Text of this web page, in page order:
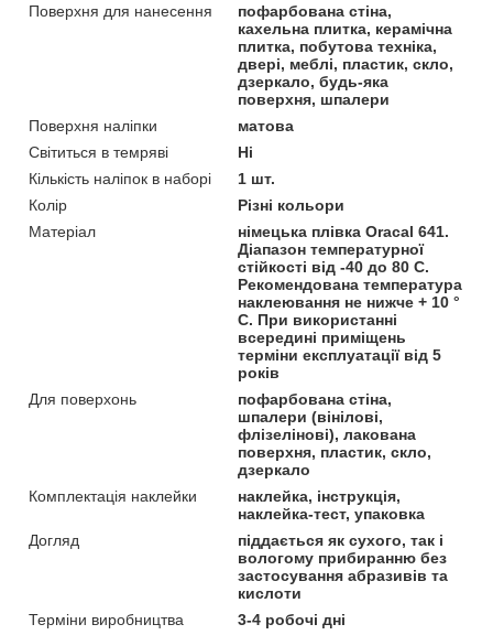
Поверхня для нанесення
пофарбована стіна,
кахельна плитка, керамічна
плитка, побутова техніка,
двері, меблі, пластик, скло,
дзеркало, будь-яка
поверхня, шпалери
Поверхня наліпки
матова
Світиться в темряві
Ні
Кількість наліпок в наборі
1 шт.
Колір
Різні кольори
Матеріал
німецька плівка Oracal 641.
Діапазон температурної
стійкості від -40 до 80 С.
Рекомендована температура
наклеювання не нижче + 10 °
С. При використанні
всередині приміщень
терміни експлуатації від 5
років
Для поверхонь
пофарбована стіна,
шпалери (вінілові,
флізелінові), лакована
поверхня, пластик, скло,
дзеркало
Комплектація наклейки
наклейка, інструкція,
наклейка-тест, упаковка
Догляд
піддається як сухого, так і
вологому прибиранню без
застосування абразивів та
кислоти
Терміни виробництва
3-4 робочі дні